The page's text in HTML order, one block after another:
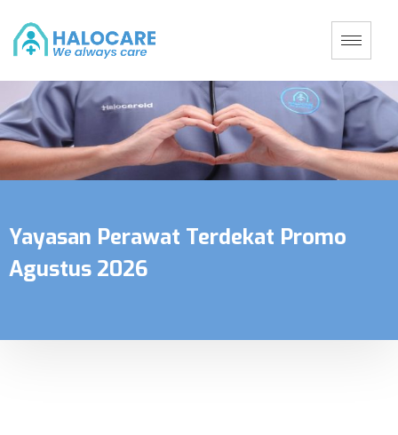
Yayasan Perawat Terdekat Promo
Agustus 2026